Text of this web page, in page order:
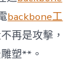
元〉
中
backbone工
再是攻擊，
塑**。